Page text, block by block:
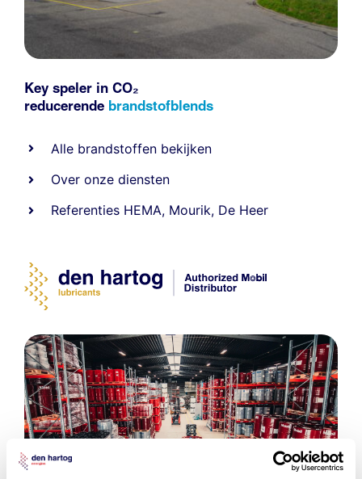
Key speler in CO₂
reducerende brandstofblends
Alle brandstoffen bekijken
Over onze diensten
Referenties HEMA, Mourik, De Heer